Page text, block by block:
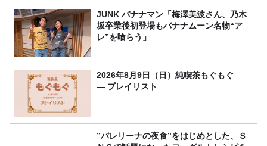
JUNK バナナマン「梅澤美波さん、乃木
坂卒業後初登場もバナナムーン名物“ア
レ”を喰らう」
2026年8月9日（日）純喫茶もぐもぐ
― プレイリスト
”バレリーナの夜食”をはじめとした、Ｓ